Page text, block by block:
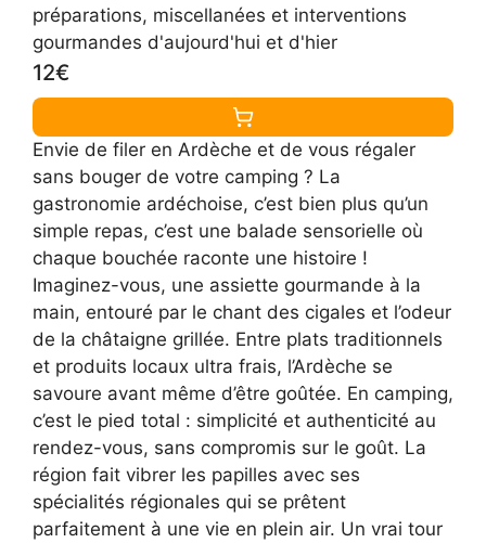
préparations, miscellanées et interventions
gourmandes d'aujourd'hui et d'hier
12€
Envie de filer en Ardèche et de vous régaler
sans bouger de votre camping ? La
gastronomie ardéchoise, c’est bien plus qu’un
simple repas, c’est une balade sensorielle où
chaque bouchée raconte une histoire !
Imaginez-vous, une assiette gourmande à la
main, entouré par le chant des cigales et l’odeur
de la châtaigne grillée. Entre plats traditionnels
et produits locaux ultra frais, l’Ardèche se
savoure avant même d’être goûtée. En camping,
c’est le pied total : simplicité et authenticité au
rendez-vous, sans compromis sur le goût. La
région fait vibrer les papilles avec ses
spécialités régionales qui se prêtent
parfaitement à une vie en plein air. Un vrai tour